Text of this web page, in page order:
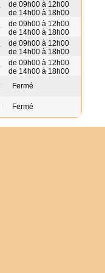
de 09h00 à 12h00
de 14h00 à 18h00
de 09h00 à 12h00
de 14h00 à 18h00
de 09h00 à 12h00
de 14h00 à 18h00
de 09h00 à 12h00
de 14h00 à 18h00
Fermé
Fermé